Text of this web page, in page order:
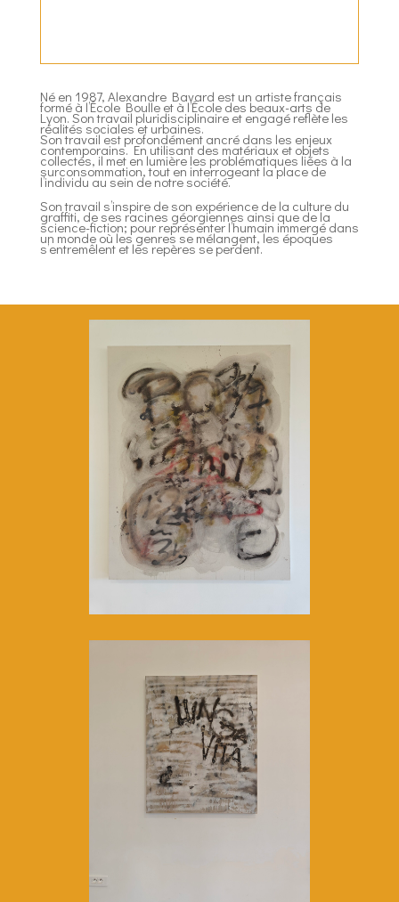
Né en 1987, Alexandre Bavard est un artiste français
formé à l’École Boulle et à l’École des beaux-arts de
Lyon. Son travail pluridisciplinaire et engagé reflète les
réalités sociales et urbaines.
Son travail est profondément ancré dans les enjeux
contemporains. En utilisant des matériaux et objets
collectés, il met en lumière les problématiques liées à la
surconsommation, tout en interrogeant la place de
l’individu au sein de notre société.
Son travail s’inspire de son expérience de la culture du
graffiti, de ses racines géorgiennes ainsi que de la
science-fiction; pour représenter l’humain immergé dans
un monde où les genres se mélangent, les époques
s’entremêlent et les repères se perdent.